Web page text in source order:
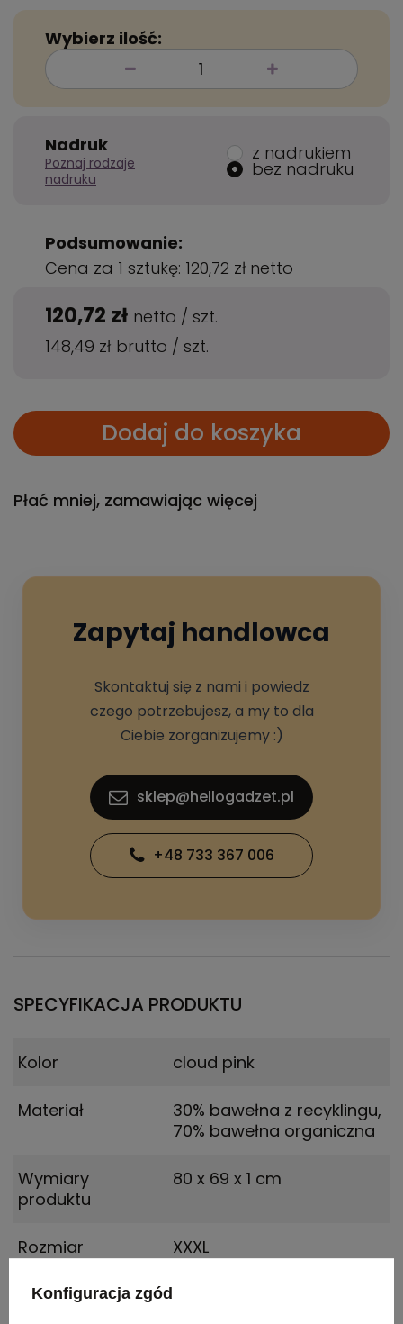
Wybierz ilość:
Nadruk
Poznaj rodzaje
nadruku
z nadrukiem
bez nadruku
Podsumowanie:
Cena za 1 sztukę: 120,72 zł netto
120,72 zł netto / szt.
148,49 zł brutto / szt.
Dodaj do koszyka
Płać mniej, zamawiając więcej
Zapytaj handlowca
Skontaktuj się z nami i powiedz
czego potrzebujesz, a my to dla
Ciebie zorganizujemy :)
sklep@hellogadzet.pl
+48 733 367 006
SPECYFIKACJA PRODUKTU
Kolor cloud pink
Materiał
30% bawełna z recyklingu,
70% bawełna organiczna
Wymiary
produktu
80 x 69 x 1 cm
Rozmiar XXXL
Konfiguracja zgód